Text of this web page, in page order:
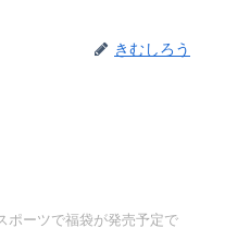
きむしろう
ポーツで福袋が発売予定で